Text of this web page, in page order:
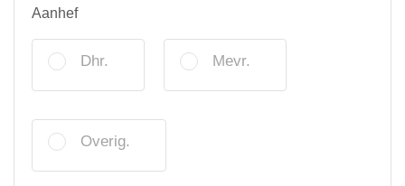
Aanhef
Dhr. Mevr.
Overig.